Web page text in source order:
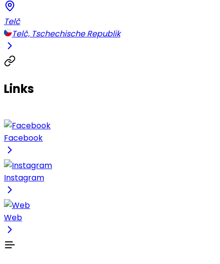
Telč
Telč, Tschechische Republik
Links
Facebook
Instagram
Web